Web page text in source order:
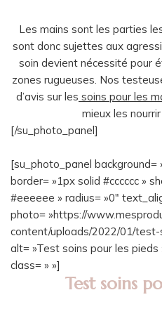
Les mains sont les parties
sont donc sujettes aux
soin devient nécessité pour
zones rugueuses. Nos
d’avis sur les soins pour les
mieux les
[/su_photo_panel]
[su_photo_panel background=
border= »1px solid #cccccc »
#eeeeee » radius= »0″
photo= »https://
content/uploads/2022/01/
alt= »Test soins pour les pieds
class= » »]
Test soins